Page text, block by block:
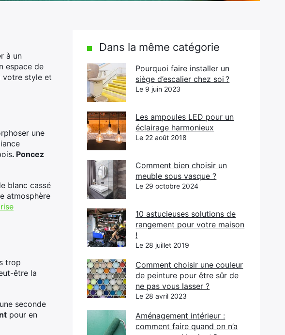
à un
espace de
votre style et
une
. Poncez
blanc cassé
atmosphère
trop
être la
seconde
pour en
Dans la même catégorie
Pourquoi faire installer un
siège d’escalier chez soi ?
Le 9 juin 2023
Les ampoules LED pour un
éclairage harmonieux
Le 22 août 2018
Comment bien choisir un
meuble sous vasque ?
Le 29 octobre 2024
10 astucieuses solutions de
rangement pour votre maison
!
Le 28 juillet 2019
Comment choisir une couleur
de peinture pour être sûr de
ne pas vous lasser ?
Le 28 avril 2023
Aménagement intérieur :
comment faire quand on n’a